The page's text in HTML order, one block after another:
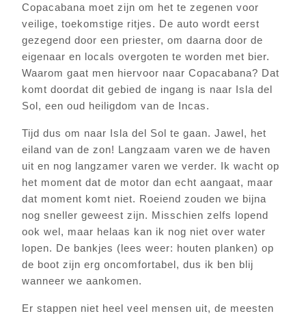
Copacabana moet zijn om het te zegenen voor
veilige, toekomstige ritjes. De auto wordt eerst
gezegend door een priester, om daarna door de
eigenaar en locals overgoten te worden met bier.
Waarom gaat men hiervoor naar Copacabana? Dat
komt doordat dit gebied de ingang is naar Isla del
Sol, een oud heiligdom van de Incas.
Tijd dus om naar Isla del Sol te gaan. Jawel, het
eiland van de zon! Langzaam varen we de haven
uit en nog langzamer varen we verder. Ik wacht op
het moment dat de motor dan echt aangaat, maar
dat moment komt niet. Roeiend zouden we bijna
nog sneller geweest zijn. Misschien zelfs lopend
ook wel, maar helaas kan ik nog niet over water
lopen. De bankjes (lees weer: houten planken) op
de boot zijn erg oncomfortabel, dus ik ben blij
wanneer we aankomen.
Er stappen niet heel veel mensen uit, de meesten